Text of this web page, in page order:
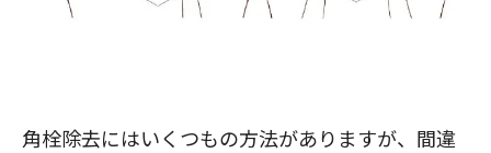
角栓除去にはいくつもの方法がありますが、間違